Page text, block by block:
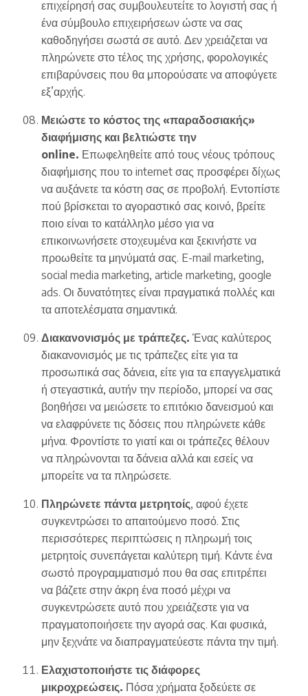
επιχείρησή σας συμβουλευτείτε το λογιστή σας ή
ένα σύμβουλο επιχειρήσεων ώστε να σας
καθοδηγήσει σωστά σε αυτό. Δεν χρειάζεται να
πληρώνετε στο τέλος της χρήσης, φορολογικές
επιβαρύνσεις που θα μπορούσατε να αποφύγετε
εξ’αρχής.
Μειώστε το κόστος της «παραδοσιακής»
διαφήμισης και βελτιώστε την
online. Επωφεληθείτε από τους νέους τρόπους
διαφήμισης που το internet σας προσφέρει δίχως
να αυξάνετε τα κόστη σας σε προβολή. Εντοπίστε
πού βρίσκεται το αγοραστικό σας κοινό, βρείτε
ποιο είναι το κατάλληλο μέσο για να
επικοινωνήσετε στοχευμένα και ξεκινήστε να
προωθείτε τα μηνύματά σας. E-mail marketing,
social media marketing, article marketing, google
ads. Οι δυνατότητες είναι πραγματικά πολλές και
τα αποτελέσματα σημαντικά.
Διακανονισμός με τράπεζες. Ένας καλύτερος
διακανονισμός με τις τράπεζες είτε για τα
προσωπικά σας δάνεια, είτε για τα επαγγελματικά
ή στεγαστικά, αυτήν την περίοδο, μπορεί να σας
βοηθήσει να μειώσετε το επιτόκιο δανεισμού και
να ελαφρύνετε τις δόσεις που πληρώνετε κάθε
μήνα. Φροντίστε το γιατί και οι τράπεζες θέλουν
να πληρώνονται τα δάνεια αλλά και εσείς να
μπορείτε να τα πληρώσετε.
Πληρώνετε πάντα μετρητοίς, αφού έχετε
συγκεντρώσει το απαιτούμενο ποσό. Στις
περισσότερες περιπτώσεις η πληρωμή τοις
μετρητοίς συνεπάγεται καλύτερη τιμή. Κάντε ένα
σωστό προγραμματισμό που θα σας επιτρέπει
να βάζετε στην άκρη ένα ποσό μέχρι να
συγκεντρώσετε αυτό που χρειάζεστε για να
πραγματοποιήσετε την αγορά σας. Και φυσικά,
μην ξεχνάτε να διαπραγματεύεστε πάντα την τιμή.
Ελαχιστοποιήστε τις διάφορες
μικροχρεώσεις. Πόσα χρήματα ξοδεύετε σε